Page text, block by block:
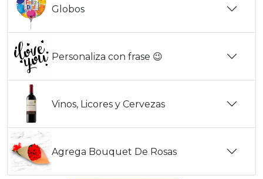
Globos
Personaliza con frase 😉
Vinos, Licores y Cervezas
Agrega Bouquet De Rosas